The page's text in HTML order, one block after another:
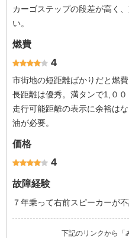
カーゴステップの段差が高く
い。
燃費
4
市街地の短距離ばかりだと燃費
長距離は優秀。満タンで1,００
走行可能距離の表示に余裕は
油が必要。
価格
4
故障経験
７年乗って右前スピーカーが
下記のリンクから「